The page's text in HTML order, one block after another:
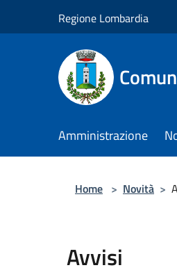
Regione Lombardia
Amministrazione
Home > Novità >
Avvisi